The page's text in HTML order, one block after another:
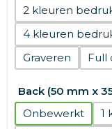
2
4
Graveren
Full
Back (50 mm x
Onbewerkt
1